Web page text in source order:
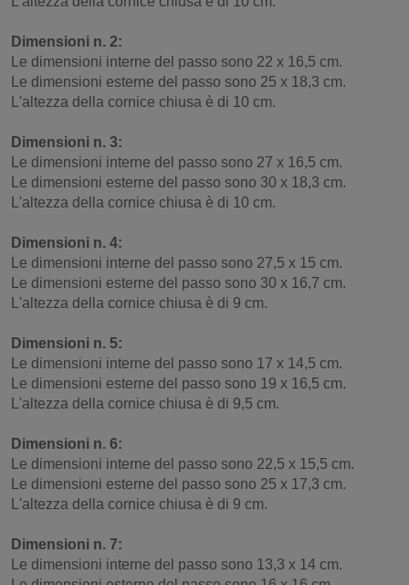
Dimensioni n. 2:
Le dimensioni interne del passo sono 22 x 16,5 cm.
Le dimensioni esterne del passo sono 25 x 18,3 cm.
L'altezza della cornice chiusa è di 10 cm.
Dimensioni n. 3:
Le dimensioni interne del passo sono 27 x 16,5 cm.
Le dimensioni esterne del passo sono 30 x 18,3 cm.
L'altezza della cornice chiusa è di 10 cm.
Dimensioni n. 4:
Le dimensioni interne del passo sono 27,5 x 15 cm.
Le dimensioni esterne del passo sono 30 x 16,7 cm.
L'altezza della cornice chiusa è di 9 cm.
Dimensioni n. 5:
Le dimensioni interne del passo sono 17 x 14,5 cm.
Le dimensioni esterne del passo sono 19 x 16,5 cm.
L'altezza della cornice chiusa è di 9,5 cm.
Dimensioni n. 6:
Le dimensioni interne del passo sono 22,5 x 15,5 cm.
Le dimensioni esterne del passo sono 25 x 17,3 cm.
L'altezza della cornice chiusa è di 9 cm.
Dimensioni n. 7:
Le dimensioni interne del passo sono 13,3 x 14 cm.